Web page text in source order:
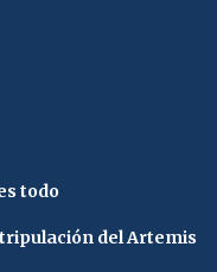
todo
del Artemis